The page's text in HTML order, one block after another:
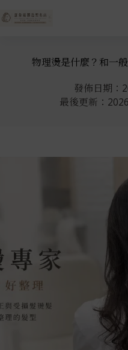
物理燙是什麼？和一
發佈日期：
最後更新：